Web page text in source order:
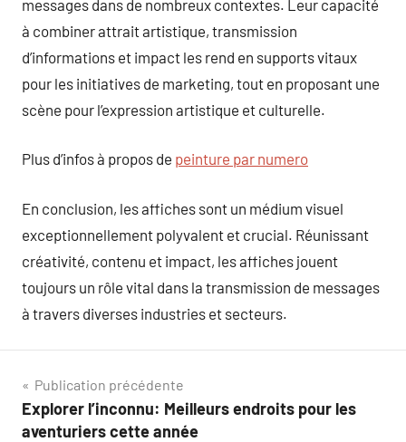
messages dans de nombreux contextes. Leur capacité
à combiner attrait artistique, transmission
d’informations et impact les rend en supports vitaux
pour les initiatives de marketing, tout en proposant une
scène pour l’expression artistique et culturelle.
Plus d’infos à propos de peinture par numero
En conclusion, les affiches sont un médium visuel
exceptionnellement polyvalent et crucial. Réunissant
créativité, contenu et impact, les affiches jouent
toujours un rôle vital dans la transmission de messages
à travers diverses industries et secteurs.
Navigation
de
Publication précédente
Explorer l’inconnu: Meilleurs endroits pour les
aventuriers cette année